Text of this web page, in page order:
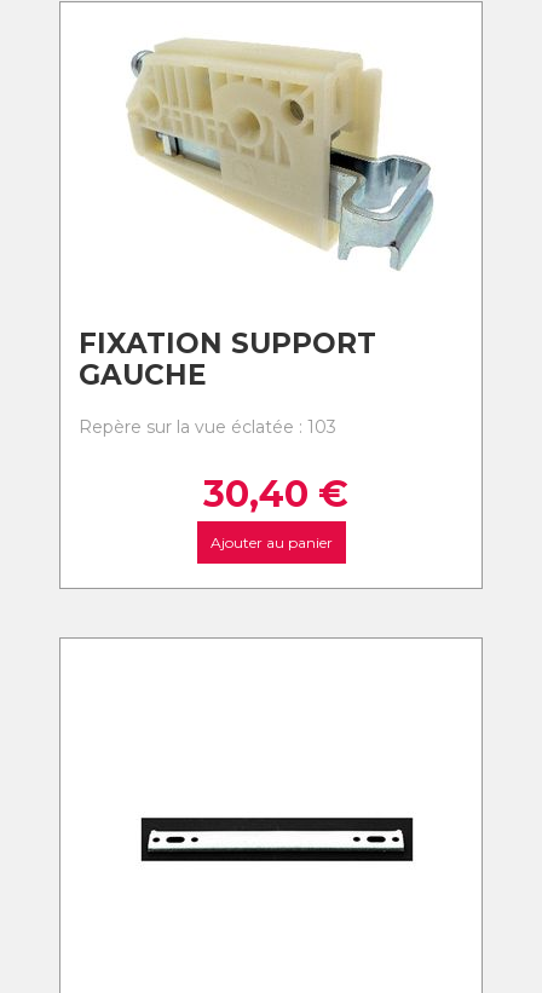
FIXATION SUPPORT
GAUCHE
Repère sur la vue éclatée : 103
30,40 €
Ajouter au panier